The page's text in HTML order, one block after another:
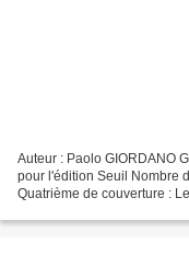
Auteur : Paolo GIORDANO
pour l'édition Seuil Nombre
Quatrième de couverture :